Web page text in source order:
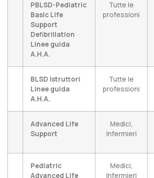
PBLSD-Pediatric
Basic Life
Support
Defibrillation
Linee guida
A.H.A.
Tutte le
professioni
BLSD Istruttori
Linee guida
A.H.A.
Tutte le
professioni
Advanced Life
Support
Medici,
Infermieri
Pediatric
Advanced Life
Medici,
Infermieri